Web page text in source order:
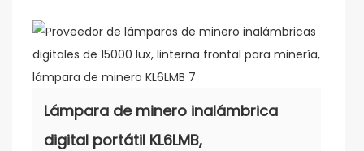
Lámpara de minero inalámbrica
digital portátil KL6LMB,